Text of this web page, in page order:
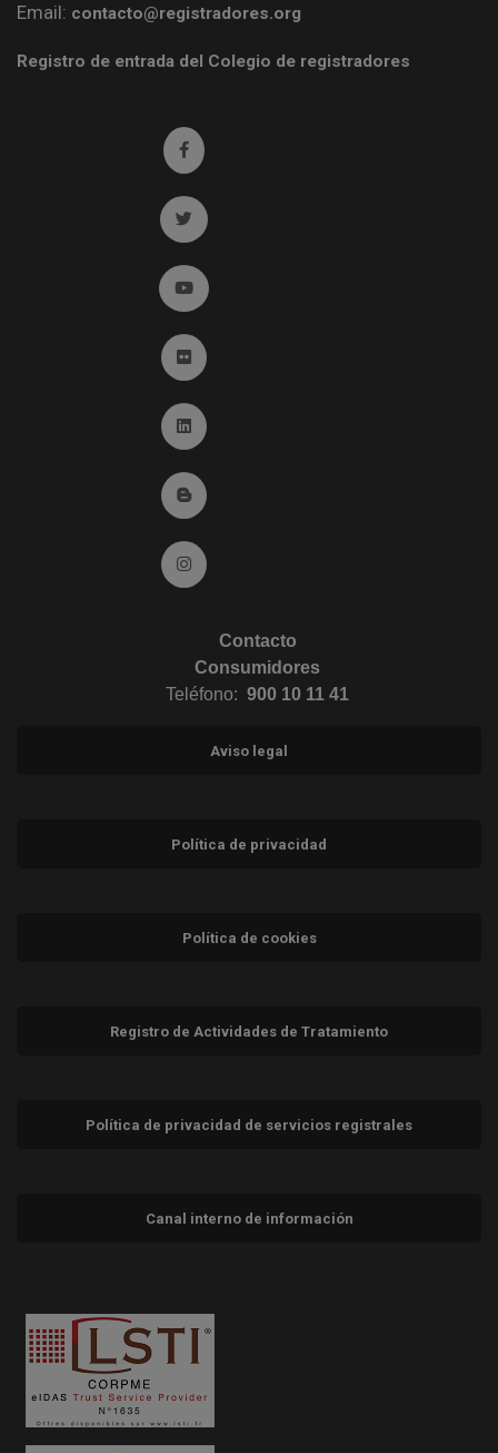
Email: contacto@registradores.org
Registro de entrada del Colegio de registradores
Ir a facebook (abre en ventana nueva)
Ir a twitter (abre en ventana nueva)
Ir a YouTube (abre en ventana nueva)
Ir a Flickr (abre en ventana nueva)
Ir a Linkedin (abre en ventana nueva)
Ir al Blog (abre en ventana nueva)
Ir a Instagram (abre en ventana nueva)
Contacto
Consumidores
Teléfono: 900 10 11 41
Aviso legal
Política de privacidad
Política de cookies
Registro de Actividades de Tratamiento
Política de privacidad de servicios registrales
Canal interno de información